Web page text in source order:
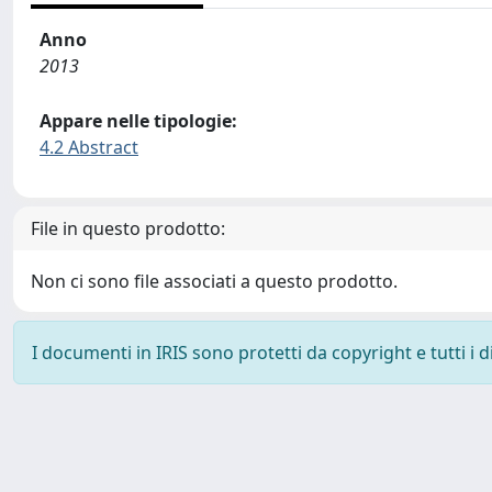
Anno
2013
Appare nelle tipologie:
4.2 Abstract
File in questo prodotto:
Non ci sono file associati a questo prodotto.
I documenti in IRIS sono protetti da copyright e tutti i